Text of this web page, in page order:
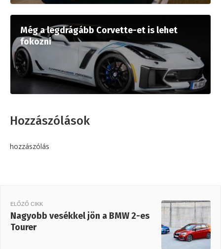
Még a legdrágább Corvette-et is lehet
fokozni
Hozzászólások
hozzászólás
ELŐZŐ CIKK
Nagyobb vesékkel jön a BMW 2-es
Tourer